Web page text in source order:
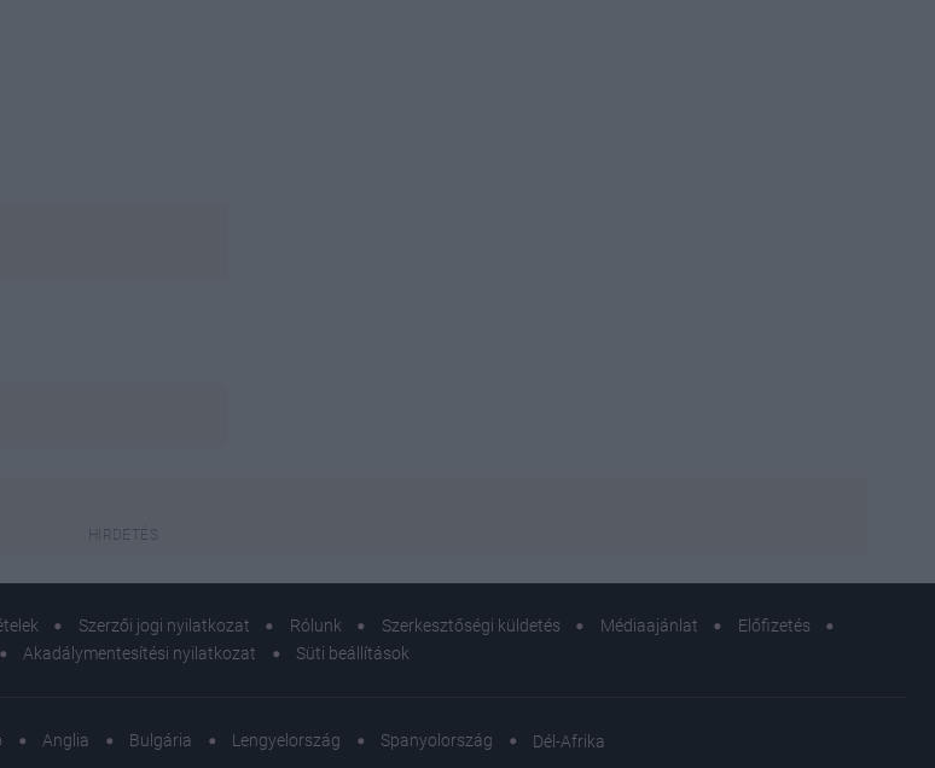
Szerzői jogi nyilatkozat Rólunk Szerkesztőségi küldetés Médiaajánlat
Előfizetés
Akadálymentesítési nyilatkozat Süti beállítások
Anglia Bulgária Lengyelország Spanyolország Dél-Afrika